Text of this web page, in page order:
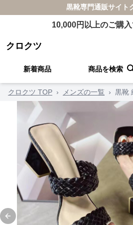
黒靴専門通販サイト
10,000円以上のご購
クロクツ
新着商品 商品を検索
クロクツ TOP › メンズの一覧 › 黒靴
Previous slide